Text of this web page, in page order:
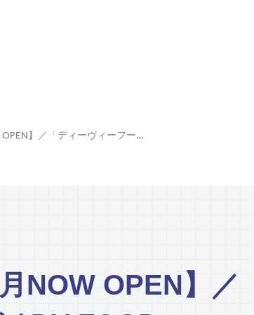
【2022年1月NOW OPEN】／「ディーヴィーフード / DV FOOD」
月NOW OPEN】／